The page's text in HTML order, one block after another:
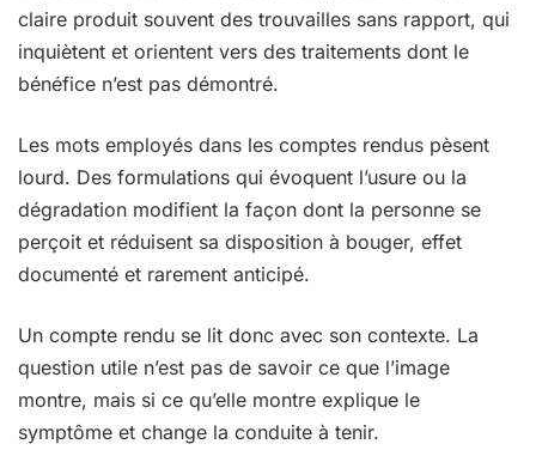
claire produit souvent des trouvailles sans rapport, qui
inquiètent et orientent vers des traitements dont le
bénéfice n’est pas démontré.
Les mots employés dans les comptes rendus pèsent
lourd. Des formulations qui évoquent l’usure ou la
dégradation modifient la façon dont la personne se
perçoit et réduisent sa disposition à bouger, effet
documenté et rarement anticipé.
Un compte rendu se lit donc avec son contexte. La
question utile n’est pas de savoir ce que l’image
montre, mais si ce qu’elle montre explique le
symptôme et change la conduite à tenir.